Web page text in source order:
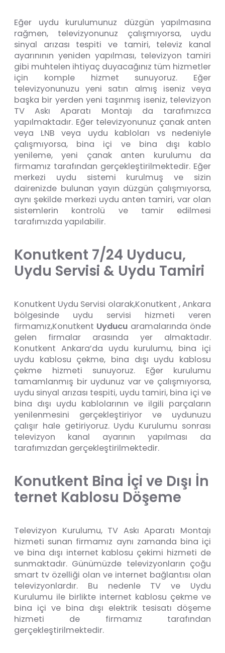
Eğer uydu kurulumunuz düzgün yapılmasına
rağmen, televizyonunuz çalışmıyorsa, uydu
sinyal arızası tespiti ve tamiri, televiz kanal
ayarınının yeniden yapılması, televizyon tamiri
gibi muhtelen ihtiyaç duyacağınız tüm hizmetler
için komple hizmet sunuyoruz. Eğer
televizyonunuzu yeni satın almış iseniz veya
başka bir yerden yeni taşınmış iseniz, televizyon
TV Askı Aparatı Montajı da tarafımızca
yapılmaktadır. Eğer televizyonunuz çanak anten
veya LNB veya uydu kabloları vs nedeniyle
çalışmıyorsa, bina içi ve bina dışı kablo
yenileme, yeni çanak anten kurulumu da
firmamız tarafından gerçekleştirilmektedir. Eğer
merkezi uydu sistemi kurulmuş ve sizin
dairenizde bulunan yayın düzgün çalışmıyorsa,
aynı şekilde merkezi uydu anten tamiri, var olan
sistemlerin kontrolü ve tamir edilmesi
tarafımızda yapılabilir.
Konutkent 7/24 Uyducu,
Uydu Servisi & Uydu Tamiri
Konutkent Uydu Servisi olarak,Konutkent , Ankara
bölgesinde uydu servisi hizmeti veren
firmamız,Konutkent Uyducu aramalarında önde
gelen firmalar arasında yer almaktadır.
Konutkent Ankara’da uydu kurulumu, bina içi
uydu kablosu çekme, bina dışı uydu kablosu
çekme hizmeti sunuyoruz. Eğer kurulumu
tamamlanmış bir uydunuz var ve çalışmıyorsa,
uydu sinyal arızası tespiti, uydu tamiri, bina içi ve
bina dışı uydu kablolarının ve ilgili parçaların
yenilenmesini gerçekleştiriyor ve uydunuzu
çalışır hale getiriyoruz. Uydu Kurulumu sonrası
televizyon kanal ayarının yapılması da
tarafımızdan gerçekleştirilmektedir.
Konutkent Bina İçi ve Dışı İn
ternet Kablosu Döşeme
Televizyon Kurulumu, TV Askı Aparatı Montajı
hizmeti sunan firmamız aynı zamanda bina içi
ve bina dışı internet kablosu çekimi hizmeti de
sunmaktadır. Günümüzde televizyonların çoğu
smart tv özelliği olan ve internet bağlantısı olan
televizyonlardır. Bu nedenle TV ve Uydu
Kurulumu ile birlikte internet kablosu çekme ve
bina içi ve bina dışı elektrik tesisatı döşeme
hizmeti de firmamız tarafından
gerçekleştirilmektedir.